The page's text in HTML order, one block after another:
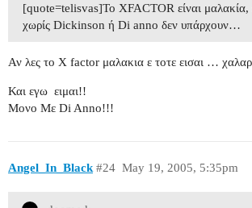
[quote=telisvas]To ΧFACTOR είναι
χωρίς Dickinson ή Di anno δεν υπάρχουν…
Αν λες το Χ factor μαλακια ε τοτε εισαι …
Και εγω ειμαι!!
Μονο Με Di Anno!!!
Angel_In_Black May 19, 2005, 5:35pm
#24